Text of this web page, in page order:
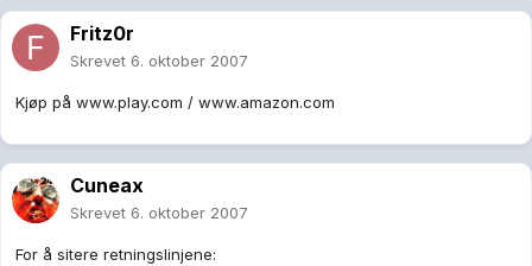
Fritz0r
Skrevet 6. oktober 2007
Kjøp på www.play.com / www.amazon.com
Cuneax
Skrevet 6. oktober 2007
For å sitere retningslinjene: